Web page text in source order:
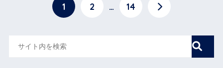
1 2 … 14